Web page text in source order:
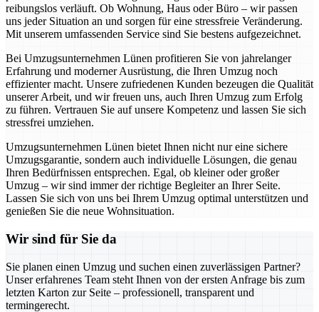
reibungslos verläuft. Ob Wohnung, Haus oder Büro – wir passen
uns jeder Situation an und sorgen für eine stressfreie Veränderung.
Mit unserem umfassenden Service sind Sie bestens aufgezeichnet.
Bei Umzugsunternehmen Lünen profitieren Sie von jahrelanger
Erfahrung und moderner Ausrüstung, die Ihren Umzug noch
effizienter macht. Unsere zufriedenen Kunden bezeugen die Qualität
unserer Arbeit, und wir freuen uns, auch Ihren Umzug zum Erfolg
zu führen. Vertrauen Sie auf unsere Kompetenz und lassen Sie sich
stressfrei umziehen.
Umzugsunternehmen Lünen bietet Ihnen nicht nur eine sichere
Umzugsgarantie, sondern auch individuelle Lösungen, die genau
Ihren Bedürfnissen entsprechen. Egal, ob kleiner oder großer
Umzug – wir sind immer der richtige Begleiter an Ihrer Seite.
Lassen Sie sich von uns bei Ihrem Umzug optimal unterstützen und
genießen Sie die neue Wohnsituation.
Wir sind für Sie da
Sie planen einen Umzug und suchen einen zuverlässigen Partner?
Unser erfahrenes Team steht Ihnen von der ersten Anfrage bis zum
letzten Karton zur Seite – professionell, transparent und
termingerecht.